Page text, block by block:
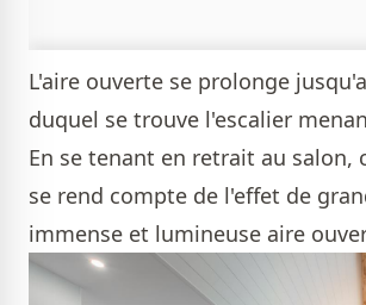
L'aire ouverte se prolonge
duquel se trouve l'escalier
En se tenant en retrait au salon,
se rend compte de l'effet de
immense et lumineuse aire